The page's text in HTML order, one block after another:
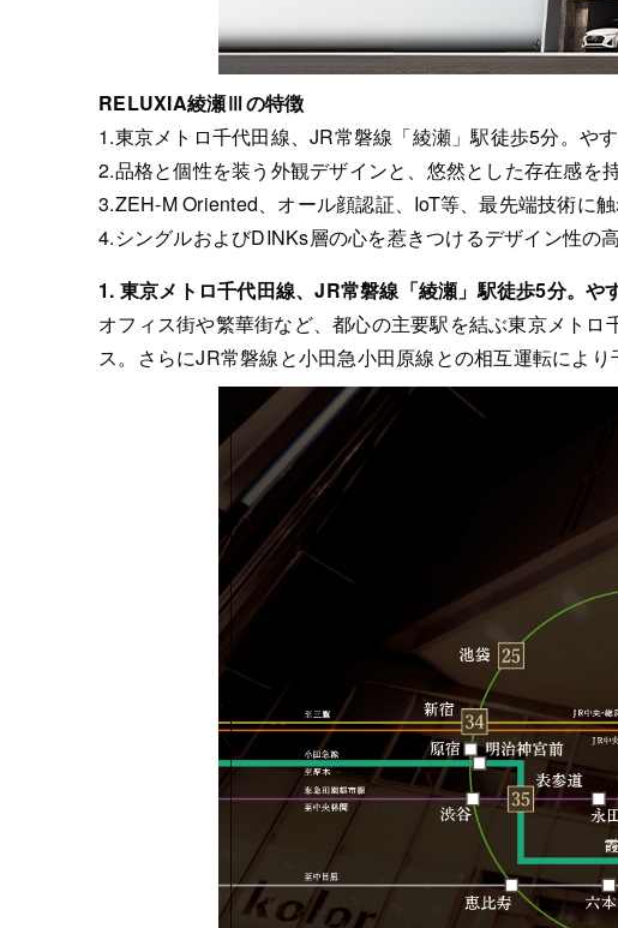
RELUXIA綾瀬Ⅲの特徴
1.東京メトロ千代田線、JR常磐線「綾瀬」駅徒歩5分。や
2.品格と個性を装う外観デザインと、悠然とした存在感を
3.ZEH-M Oriented、オール顔認証、IoT等、最先端技術に
4.シングルおよびDINKs層の心を惹きつけるデザイン性の
1. 東京メトロ千代田線、JR常磐線「綾瀬」駅徒歩5分。や
オフィス街や繁華街など、都心の主要駅を結ぶ東京メト
ス。さらにJR常磐線と小田急小田原線との相互運転によ